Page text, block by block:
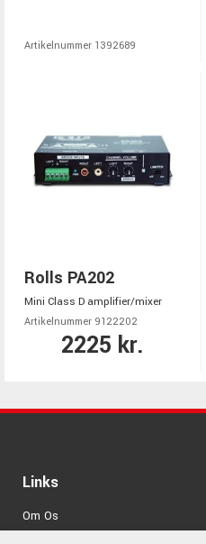
Artikelnummer 1392689
Rolls PA202
Mini Class D amplifier/mixer
Artikelnummer 9122202
2225 kr.
Links
Om Os